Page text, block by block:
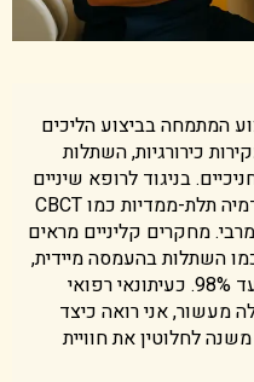
המתמחה בביצוע הליכים
כירורגיות, השתלות
בניגוד לרופא שיניים
כללי, הוא משתמש בטכנולוגיות הדמיה תלת-ממדיות כמו CBCT
מחקרים קליניים מראים
השתלות בהעמסה מיידית,
שיעורי ההישרדות מגיעים ל-92% עד 98%. כעיתונאי רפואי
מעשור, אני רואה כיצד
לחלוטין את חוויית